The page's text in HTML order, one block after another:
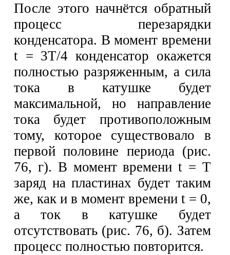
После этого начнётся обратный
процесс перезарядки
конденсатора. В момент времени
t = 3Т/4 конденсатор окажется
полностью разряженным, а сила
тока в катушке будет
максимальной, но направление
тока будет противоположным
тому, которое существовало в
первой половине периода (рис.
76, г). В момент времени t = Т
заряд на пластинах будет таким
же, как и в момент времени t = 0,
а ток в катушке будет
отсутствовать (рис. 76, б). Затем
процесс полностью повторится.